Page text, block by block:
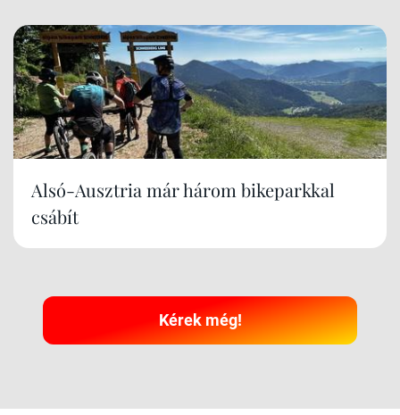
Alsó-Ausztria már három bikeparkkal
csábít
Kérek még!